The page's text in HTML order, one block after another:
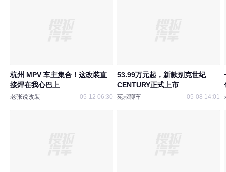
杭州 MPV 车主集合！这改装直
接焊在我心巴上
老张说改装 05-12 06:30
53.99万元起，新款别克世纪
CENTURY正式上市
苑叔聊车 05-08 14:01